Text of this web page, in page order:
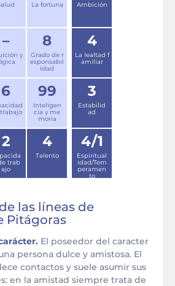
La fortuna
–
y
8
Grado de r
esponsabil
idad
6 99
Inteligen
cia y me
moria
Ambición
4
La lealtad f
amiliar
3
Estabilid
ad
2
trab
ajo
4
Talento
4/1
Espiritual
idad/Tem
peramen
to
las líneas de
Pitágoras
El poseedor del caracter
persona dulce y amistosa. El
contactos y suele asumir sus
en la amistad siempre trata de